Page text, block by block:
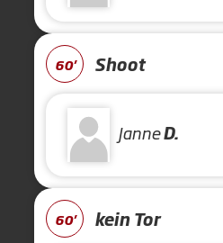
60' Shoot
JanneD.
60' kein Tor